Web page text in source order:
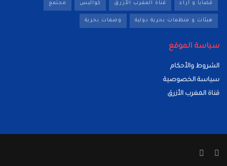
قضايا و آراء قناة المغرب الأزرق كواليس مجتمع
هيئات و منظمات بحرية دولية وصفات بحرية
سياسة الموقع
الشروط والأحكام
سياسة الخصوصية
قناة المغرب الأزرق